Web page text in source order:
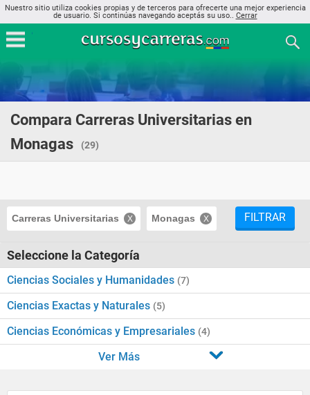
Nuestro sitio utiliza cookies propias y de terceros para ofrecerte una mejor experiencia
de usuario. Si continúas navegando aceptás su uso.. Cerrar
Compara Carreras Universitarias en
Monagas
(29)
Carreras Universitarias Monagas FILTRAR
Seleccione la Categoría
Ciencias Sociales y Humanidades (7)
Ciencias Exactas y Naturales (5)
Ciencias Económicas y Empresariales (4)
Ver Más